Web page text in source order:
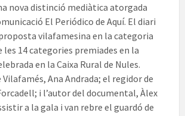
nova distinció mediàtica atorgada
El Periódico de Aquí. El diari
vilafamesina en la categoria
les 14 categories premiades en la
en la Caixa Rural de Nules.
Vilafamés, Ana Andrada; el regidor de
i l’autor del documental, Àlex
a la gala i van rebre el guardó de